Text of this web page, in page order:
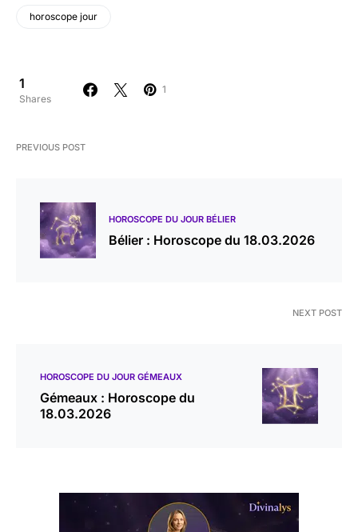
horoscope jour
1
Shares
1
PREVIOUS POST
HOROSCOPE DU JOUR BÉLIER
Bélier : Horoscope du 18.03.2026
NEXT POST
HOROSCOPE DU JOUR GÉMEAUX
Gémeaux : Horoscope du
18.03.2026